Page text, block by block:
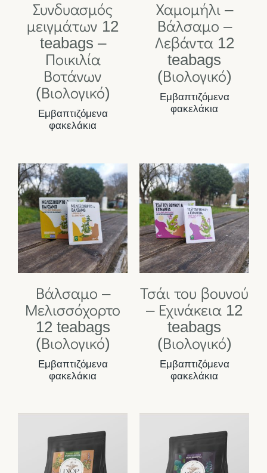
Συνδυασμός
μειγμάτων 12
teabags –
Ποικιλία
Βοτάνων
(Βιολογικό)
Εμβαπτιζόμενα
φακελάκια
Χαμομήλι –
Βάλσαμο –
Λεβάντα 12
teabags
(Βιολογικό)
Εμβαπτιζόμενα
φακελάκια
Βάλσαμο –
Μελισσόχορτο
12 teabags
(Βιολογικό)
Εμβαπτιζόμενα
φακελάκια
Τσάι του βουνού
– Εχινάκεια 12
teabags
(Βιολογικό)
Εμβαπτιζόμενα
φακελάκια